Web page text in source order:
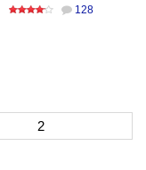
128
2